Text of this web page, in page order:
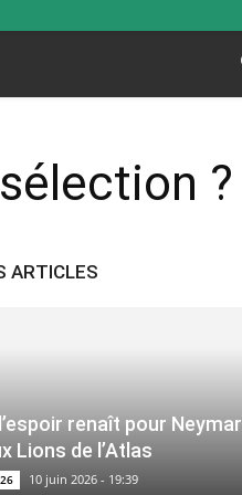
?
ARTICLES
renaît pour Neymar
Lions de l’Atlas
10 juin 2026 - 19:39